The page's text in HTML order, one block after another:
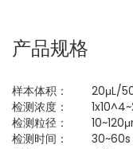
产品规格
样本体积：
20μL/
检测浓度：
检测粒径：
检测时间：
30~60s